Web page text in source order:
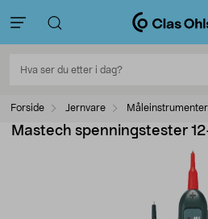
Forside Jernvare Måleinstrumenter
Mastech spenningstester